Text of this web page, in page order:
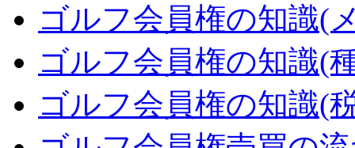
ゴルフ会員権の知識(
ゴルフ会員権の知識(
ゴルフ会員権の知識(